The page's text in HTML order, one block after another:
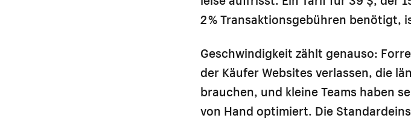
2 % Transaktionsgebühren benötigt,
Geschwindigkeit zählt genauso:
der Käufer Websites verlassen, die
brauchen, und kleine Teams haben
von Hand optimiert. Die